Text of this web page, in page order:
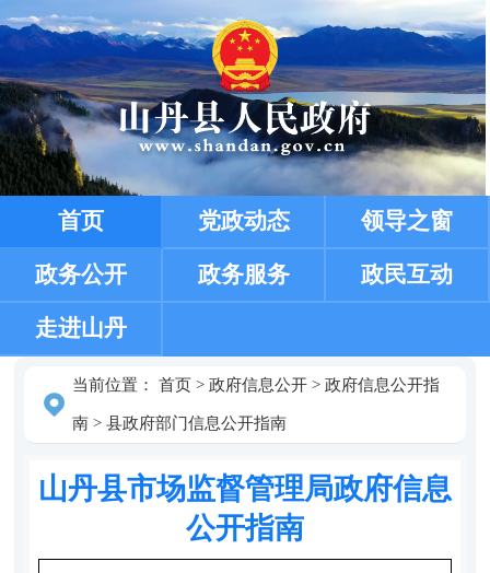
首页 党政动态 领导之窗
政务公开 政务服务 政民互动
走进山丹
当前位置： 首页> 政府信息公开> 政府信息公开指
南> 县政府部门信息公开指南
山丹县市场监督管理局政府信息
公开指南